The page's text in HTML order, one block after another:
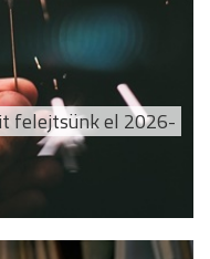
felejtsünk el 2026-